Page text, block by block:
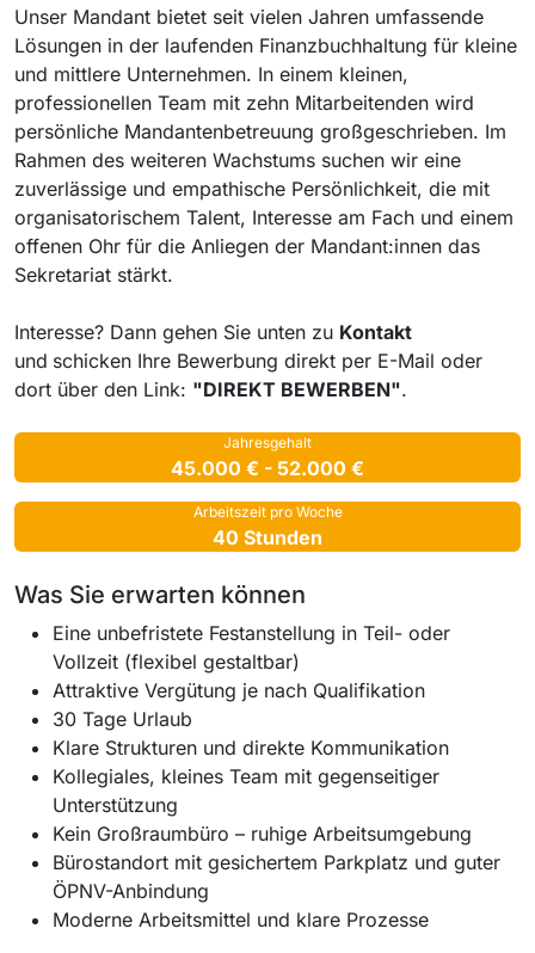
Unser Mandant bietet seit vielen Jahren umfassende
Lösungen in der laufenden Finanzbuchhaltung für kleine
und mittlere Unternehmen. In einem kleinen,
professionellen Team mit zehn Mitarbeitenden wird
persönliche Mandantenbetreuung großgeschrieben. Im
Rahmen des weiteren Wachstums suchen wir eine
zuverlässige und empathische Persönlichkeit, die mit
organisatorischem Talent, Interesse am Fach und einem
offenen Ohr für die Anliegen der Mandant:innen das
Sekretariat stärkt.
Interesse? Dann gehen Sie unten zu Kontakt
und schicken Ihre Bewerbung direkt per E-Mail oder
dort über den Link: "DIREKT BEWERBEN".
Jahresgehalt
45.000 € - 52.000 €
Arbeitszeit pro Woche
40 Stunden
Was Sie erwarten können
Eine unbefristete Festanstellung in Teil- oder
Vollzeit (flexibel gestaltbar)
Attraktive Vergütung je nach Qualifikation
30 Tage Urlaub
Klare Strukturen und direkte Kommunikation
Kollegiales, kleines Team mit gegenseitiger
Unterstützung
Kein Großraumbüro – ruhige Arbeitsumgebung
Bürostandort mit gesichertem Parkplatz und guter
ÖPNV-Anbindung
Moderne Arbeitsmittel und klare Prozesse